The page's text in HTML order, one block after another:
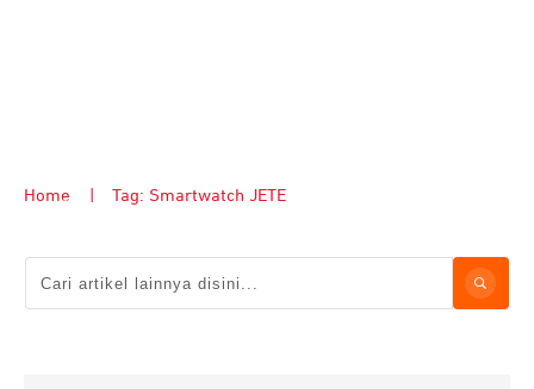
Home Tag: Smartwatch JETE